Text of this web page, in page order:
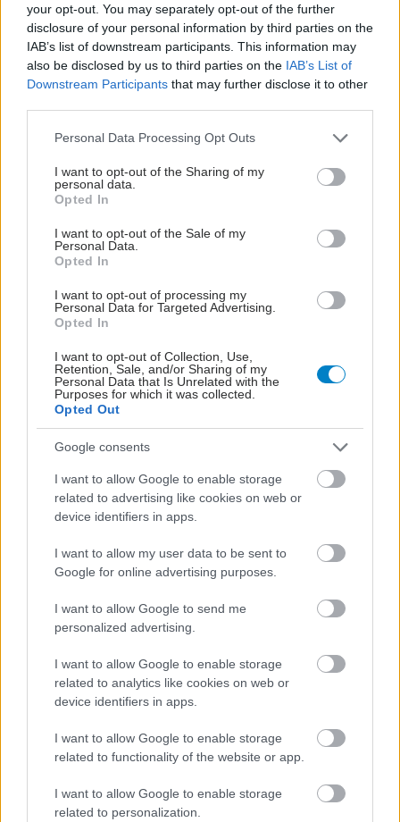
your opt-out. You may separately opt-out of the further
disclosure of your personal information by third parties on the
IAB’s list of downstream participants. This information may
also be disclosed by us to third parties on the IAB’s List of
Downstream Participants that may further disclose it to other
Please note that this website/app uses one or more Google
not limited to your visit or usage behaviour. You may click to
grant or deny consent to Google and its third-party tags to
use your data for below specified purposes in below Google
consent section.
Personal Data Processing Opt Outs
I want to opt-out of the Sharing of my
personal data.
Opted In
I want to opt-out of the Sale of my
Personal Data.
Opted In
I want to opt-out of processing my
Personal Data for Targeted Advertising.
Opted In
I want to opt-out of Collection, Use,
Retention, Sale, and/or Sharing of my
Personal Data that Is Unrelated with the
Purposes for which it was collected.
Opted Out
Google consents
I want to allow Google to enable storage
related to advertising like cookies on web or
device identifiers in apps.
I want to allow my user data to be sent to
Google for online advertising purposes.
I want to allow Google to send me
personalized advertising.
I want to allow Google to enable storage
related to analytics like cookies on web or
device identifiers in apps.
I want to allow Google to enable storage
related to functionality of the website or app.
I want to allow Google to enable storage
related to personalization.
Χρόνια αποφρακτική πνευμονοπάθεια:
Σημαντικός ο ρόλος του καπνίσματος
Η χρόνια αποφρακτική πνευμονοπάθεια είναι μια νοσηρή
κατάσταση που χαρακτηρίζεται από παρεμπόδιση της ροής
εμφυσήματος.